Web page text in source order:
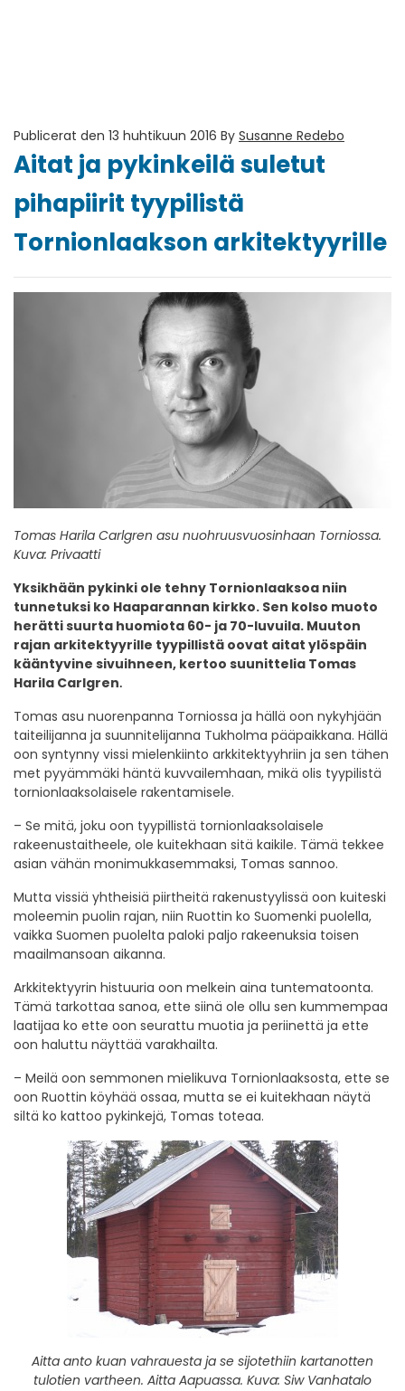
Publicerat den 13 huhtikuun 2016 By Susanne Redebo
Aitat ja pykinkeilä suletut
pihapiirit tyypilistä
Tornionlaakson arkitektyyrille
Tomas Harila Carlgren asu nuohruusvuosinhaan Torniossa.
Kuva: Privaatti
Yksikhään pykinki ole tehny Tornionlaaksoa niin
tunnetuksi ko Haaparannan kirkko. Sen kolso muoto
herätti suurta huomiota 60- ja 70-luvuila. Muuton
rajan arkitektyyrille tyypillistä oovat aitat ylöspäin
kääntyvine sivuihneen, kertoo suunittelia Tomas
Harila Carlgren.
Tomas asu nuorenpanna Torniossa ja hällä oon nykyhjään
taiteilijanna ja suunnitelijanna Tukholma pääpaikkana. Hällä
oon syntynny vissi mielenkiinto arkkitektyyhriin ja sen tähen
met pyyämmäki häntä kuvvailemhaan, mikä olis tyypilistä
tornionlaaksolaisele rakentamisele.
– Se mitä, joku oon tyypillistä tornionlaaksolaisele
rakeenustaitheele, ole kuitekhaan sitä kaikile. Tämä tekkee
asian vähän monimukkasemmaksi, Tomas sannoo.
Mutta vissiä yhtheisiä piirtheitä rakenustyylissä oon kuiteski
moleemin puolin rajan, niin Ruottin ko Suomenki puolella,
vaikka Suomen puolelta paloki paljo rakeenuksia toisen
maailmansoan aikanna.
Arkkitektyyrin histuuria oon melkein aina tuntematoonta.
Tämä tarkottaa sanoa, ette siinä ole ollu sen kummempaa
laatijaa ko ette oon seurattu muotia ja periinettä ja ette
oon haluttu näyttää varakhailta.
– Meilä oon semmonen mielikuva Tornionlaaksosta, ette se
oon Ruottin köyhää ossaa, mutta se ei kuitekhaan näytä
siltä ko kattoo pykinkejä, Tomas toteaa.
Aitta anto kuan vahrauesta ja se sijotethiin kartanotten
tulotien vartheen. Aitta Aapuassa. Kuva: Siw Vanhatalo